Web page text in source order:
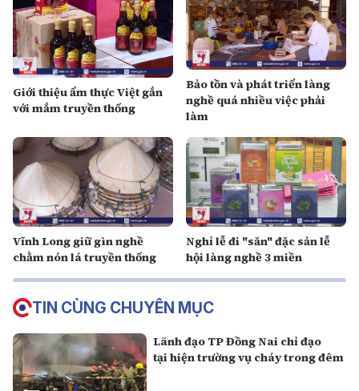
Giới thiệu ẩm thực Việt gắn
với mắm truyền thống
Bảo tồn và phát triển làng
nghề quá nhiều việc phải
làm
Vĩnh Long giữ gìn nghề
chằm nón lá truyền thống
Nghỉ lễ đi "săn" đặc sản lễ
hội làng nghề 3 miền
TIN CÙNG CHUYÊN MỤC
Lãnh đạo TP Đồng Nai chỉ đạo
tại hiện trường vụ cháy trong đêm